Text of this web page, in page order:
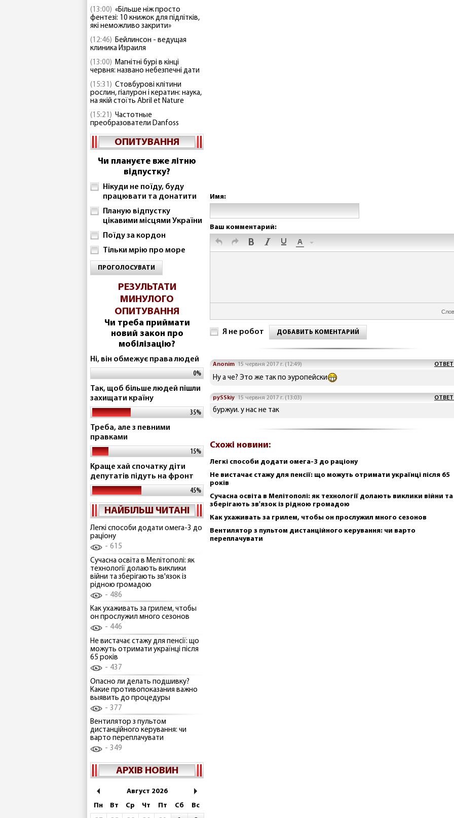
(13:00) «Більше ніж просто
фентезі: 10 книжок для підлітків,
які неможливо закрити»
(12:46) Бейлинсон - ведущая
клиника Израиля
(13:00) Магнітні бурі в кінці
червня: названо небезпечні дати
(15:31) Стовбурові клітини
рослин, гіалурон і кератин: наука,
на якій стоїть Abril et Nature
(15:21) Частотные
преобразователи Danfoss
ОПИТУВАННЯ
Чи плануєте вже літню
відпустку?
Нікуди не поїду, буду
працювати та донатити
Планую відпустку
цікавими місцями України
Поїду за кордон
Тільки мрію про море
ПРОГОЛОСУВАТИ
РЕЗУЛЬТАТИ
МИНУЛОГО
ОПИТУВАННЯ
Чи треба приймати
новий закон про
мобілізацію?
Ні, він обмежує права людей
0%
Так, щоб більше людей пішли
захищати країну
35%
Треба, але з певними
правками
15%
Краще хай спочатку діти
депутатів підуть на фронт
45%
НАЙБІЛЬШ ЧИТАНІ
Легкі способи додати омега-3 до
раціону
615
Сучасна освіта в Мелітополі: як
технології долають виклики
війни та зберігають зв'язок із
рідною громадою
486
Как ухаживать за грилем, чтобы
он прослужил много сезонов
446
Не вистачає стажу для пенсії: що
можуть отримати українці після
65 років
437
Опасно ли делать подшивку?
Какие противопоказания важно
выявить до процедуры
377
Вентилятор з пультом
дистанційного керування: чи
варто переплачувати
349
АРХІВ НОВИН
Август 2026
Пн
Вт Ср Чт Пт Сб
Вс
Имя:
Ваш комментарий:
Я не робот ДОБАВИТЬ КОМЕНТАРИЙ
Anonim 15 червня 2017 г. (12:49)
Ну а че? Это же так по эуропейски
pySSkiy 15 червня 2017 г. (13:03)
буржуи. у нас не так
Схожі новини:
Легкі способи додати омега-3 до раціону
Не вистачає стажу для пенсії: що можуть отримати українці після 65
років
Сучасна освіта в Мелітополі: як технології долають виклики війни та
зберігають зв'язок із рідною громадою
Как ухаживать за грилем, чтобы он прослужил много сезонов
Вентилятор з пультом дистанційного керування: чи варто
переплачувати